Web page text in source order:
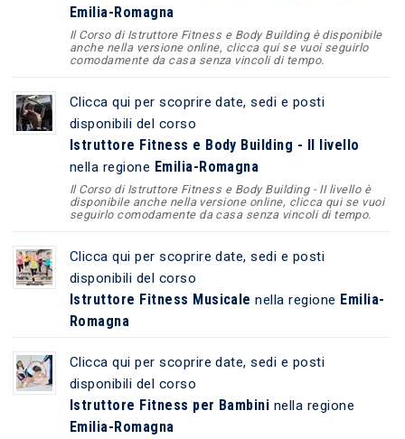
Emilia-Romagna
Il Corso di Istruttore Fitness e Body Building è disponibile
anche nella versione online, clicca qui se vuoi seguirlo
comodamente da casa senza vincoli di tempo.
Clicca qui per scoprire date, sedi e posti
disponibili del corso
Istruttore Fitness e Body Building - II livello
nella regione Emilia-Romagna
Il Corso di Istruttore Fitness e Body Building - II livello è
disponibile anche nella versione online, clicca qui se vuoi
seguirlo comodamente da casa senza vincoli di tempo.
Clicca qui per scoprire date, sedi e posti
disponibili del corso
Istruttore Fitness Musicale nella regione Emilia-
Romagna
Clicca qui per scoprire date, sedi e posti
disponibili del corso
Istruttore Fitness per Bambini nella regione
Emilia-Romagna